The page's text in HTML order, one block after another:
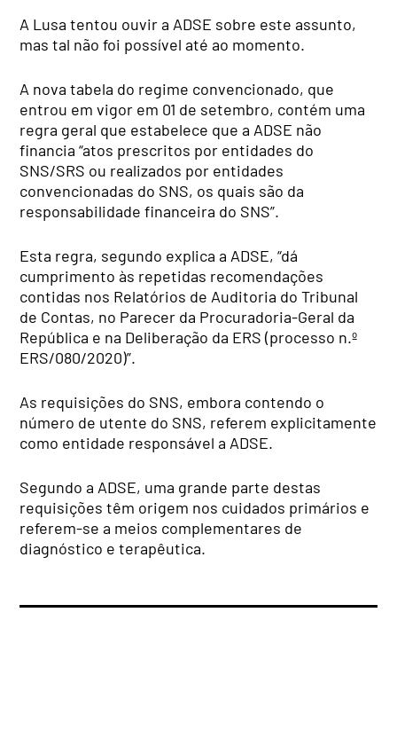
A Lusa tentou ouvir a ADSE sobre este assunto,
mas tal não foi possível até ao momento.
A nova tabela do regime convencionado, que
entrou em vigor em 01 de setembro, contém uma
regra geral que estabelece que a ADSE não
financia “atos prescritos por entidades do
SNS/SRS ou realizados por entidades
convencionadas do SNS, os quais são da
responsabilidade financeira do SNS”.
Esta regra, segundo explica a ADSE, “dá
cumprimento às repetidas recomendações
contidas nos Relatórios de Auditoria do Tribunal
de Contas, no Parecer da Procuradoria-Geral da
República e na Deliberação da ERS (processo n.º
ERS/080/2020)”.
As requisições do SNS, embora contendo o
número de utente do SNS, referem explicitamente
como entidade responsável a ADSE.
Segundo a ADSE, uma grande parte destas
requisições têm origem nos cuidados primários e
referem-se a meios complementares de
diagnóstico e terapêutica.